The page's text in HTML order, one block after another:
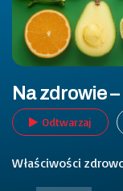
Na zdrowie
Odtwarzaj
Właściwości